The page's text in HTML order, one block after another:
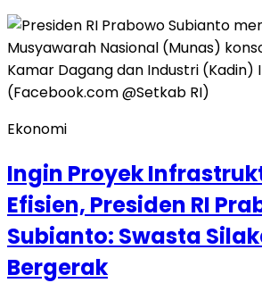
Ekonomi
Ingin Proyek
Efisien, Presiden RI
Subianto: Swasta
Bergerak